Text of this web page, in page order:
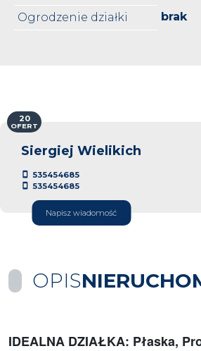
Ogrodzenie działki
brak
Siergiej Wielikich
535454685
535454685
Napisz wiadomość
20
OFERT
OPIS
IDEALNA DZIAŁKA: Płaska,